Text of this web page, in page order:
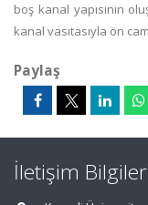
boş kanal yapısının
kanal vasıtasıyla ön
Paylaş
İletişim